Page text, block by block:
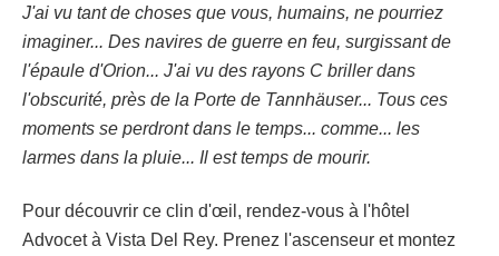
J'ai vu tant de choses que vous, humains, ne pourriez
imaginer... Des navires de guerre en feu, surgissant de
l'épaule d'Orion... J'ai vu des rayons C briller dans
l'obscurité, près de la Porte de Tannhäuser... Tous ces
moments se perdront dans le temps... comme... les
larmes dans la pluie... Il est temps de mourir.
Pour découvrir ce clin d'œil, rendez-vous à l'hôtel
Advocet à Vista Del Rey. Prenez l'ascenseur et montez